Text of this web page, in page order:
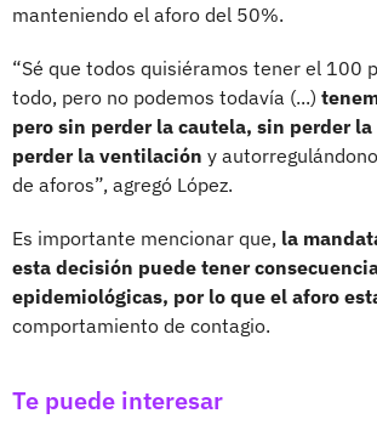
manteniendo el aforo del 50%.
“Sé que todos quisiéramos tener el 100
todo, pero no podemos todavía (...)
pero sin perder la cautela, sin perder
perder la ventilación y
de aforos”, agregó López.
Es importante mencionar que, la
esta decisión puede tener
epidemiológicas, por lo que el aforo
comportamiento de contagio.
Te puede interesar